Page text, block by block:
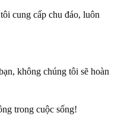
cung cấp chu đáo, luôn
không chúng tôi sẽ hoàn
trong cuộc sống!